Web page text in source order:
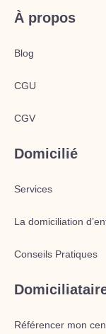
À propos
Blog
CGU
CGV
Domicilié
Services
La domiciliation
Conseils Pratiques
Référencer mon